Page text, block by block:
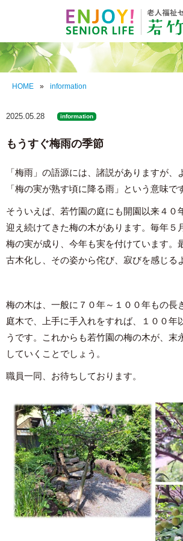
HOME » information
2025.05.28 information
もうすぐ梅雨の季節
「梅雨」の語源には、諸説がありますが、
「梅の実が熟す頃に降る雨」という意味で
そういえば、若竹園の庭にも開園以来４０
迎え続けてきた梅の木があります。毎年５
梅の実が成り、今年も実を付けています。
古木化し、その姿から侘び、寂びを感じる
梅の木は、一般に７０年～１００年もの長
庭木で、上手に手入れをすれば、１００年
うです。これからも若竹園の梅の木が、末
していくことでしょう。
職員一同、お待ちしております。